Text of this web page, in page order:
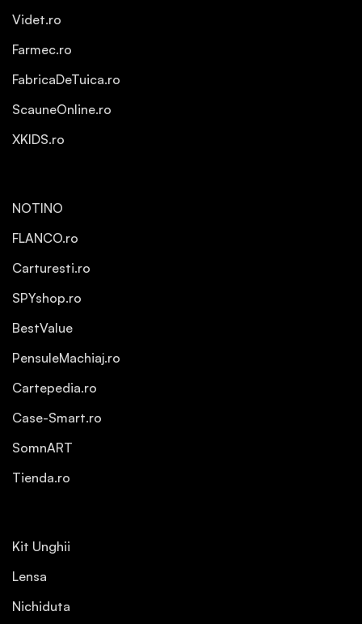
Videt.ro
Farmec.ro
FabricaDeTuica.ro
ScauneOnline.ro
XKIDS.ro
NOTINO
FLANCO.ro
Carturesti.ro
SPYshop.ro
BestValue
PensuleMachiaj.ro
Cartepedia.ro
Case-Smart.ro
SomnART
Tienda.ro
Kit Unghii
Lensa
Nichiduta